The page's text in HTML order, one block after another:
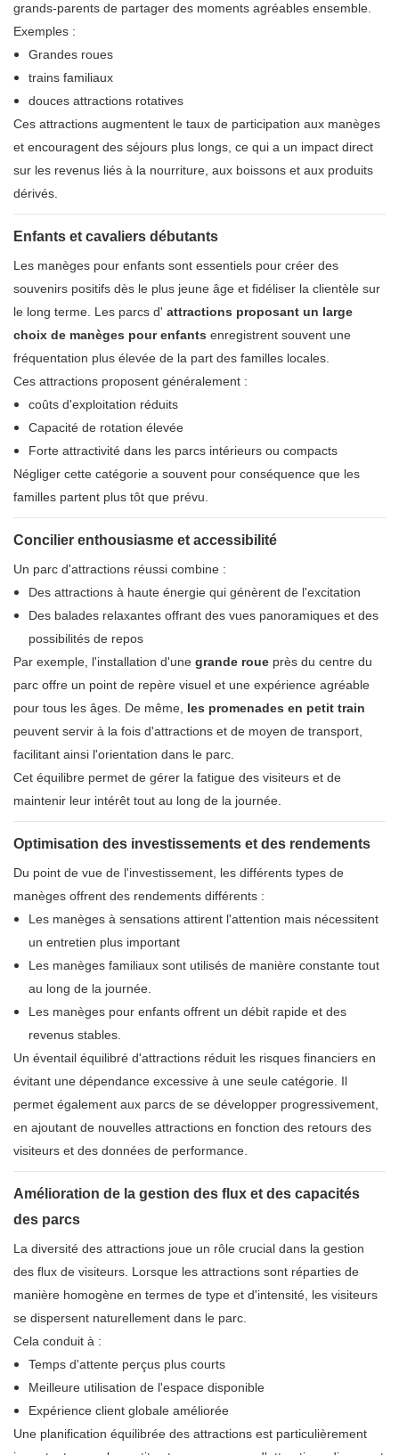
grands-parents de partager des moments agréables ensemble.
Exemples :
Grandes roues
trains familiaux
douces attractions rotatives
Ces attractions augmentent le taux de participation aux manèges
et encouragent des séjours plus longs, ce qui a un impact direct
sur les revenus liés à la nourriture, aux boissons et aux produits
dérivés.
Enfants et cavaliers débutants
Les manèges pour enfants sont essentiels pour créer des
souvenirs positifs dès le plus jeune âge et fidéliser la clientèle sur
le long terme. Les parcs d' attractions proposant un large
choix de manèges pour enfants enregistrent souvent une
fréquentation plus élevée de la part des familles locales.
Ces attractions proposent généralement :
coûts d'exploitation réduits
Capacité de rotation élevée
Forte attractivité dans les parcs intérieurs ou compacts
Négliger cette catégorie a souvent pour conséquence que les
familles partent plus tôt que prévu.
Concilier enthousiasme et accessibilité
Un parc d'attractions réussi combine :
Des attractions à haute énergie qui génèrent de l'excitation
Des balades relaxantes offrant des vues panoramiques et des
possibilités de repos
Par exemple, l'installation d'une grande roue près du centre du
parc offre un point de repère visuel et une expérience agréable
pour tous les âges. De même, les promenades en petit train
peuvent servir à la fois d'attractions et de moyen de transport,
facilitant ainsi l'orientation dans le parc.
Cet équilibre permet de gérer la fatigue des visiteurs et de
maintenir leur intérêt tout au long de la journée.
Optimisation des investissements et des rendements
Du point de vue de l'investissement, les différents types de
manèges offrent des rendements différents :
Les manèges à sensations attirent l'attention mais nécessitent
un entretien plus important
Les manèges familiaux sont utilisés de manière constante tout
au long de la journée.
Les manèges pour enfants offrent un débit rapide et des
revenus stables.
Un éventail équilibré d'attractions réduit les risques financiers en
évitant une dépendance excessive à une seule catégorie. Il
permet également aux parcs de se développer progressivement,
en ajoutant de nouvelles attractions en fonction des retours des
visiteurs et des données de performance.
Amélioration de la gestion des flux et des capacités
des parcs
La diversité des attractions joue un rôle crucial dans la gestion
des flux de visiteurs. Lorsque les attractions sont réparties de
manière homogène en termes de type et d'intensité, les visiteurs
se dispersent naturellement dans le parc.
Cela conduit à :
Temps d'attente perçus plus courts
Meilleure utilisation de l'espace disponible
Expérience client globale améliorée
Une planification équilibrée des attractions est particulièrement